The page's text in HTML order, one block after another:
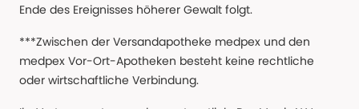
Ende des Ereignisses höherer Gewalt folgt.
***Zwischen der Versandapotheke medpex und den
medpex Vor-Ort-Apotheken besteht keine rechtliche
oder wirtschaftliche Verbindung.